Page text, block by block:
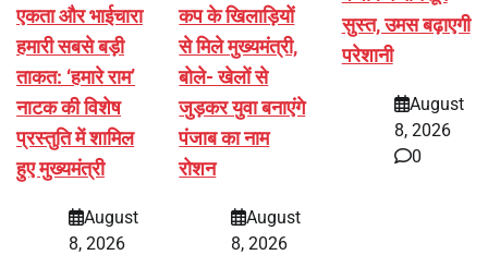
एकता और भाईचारा
हमारी सबसे बड़ी
ताकत: ‘हमारे राम’
नाटक की विशेष
प्रस्तुति में शामिल
हुए मुख्यमंत्री
August
8, 2026
कप के खिलाड़ियों
से मिले मुख्यमंत्री,
बोले- खेलों से
जुड़कर युवा बनाएंगे
पंजाब का नाम
रोशन
August
8, 2026
सुस्त, उमस बढ़ाएगी
परेशानी
August
8, 2026
0